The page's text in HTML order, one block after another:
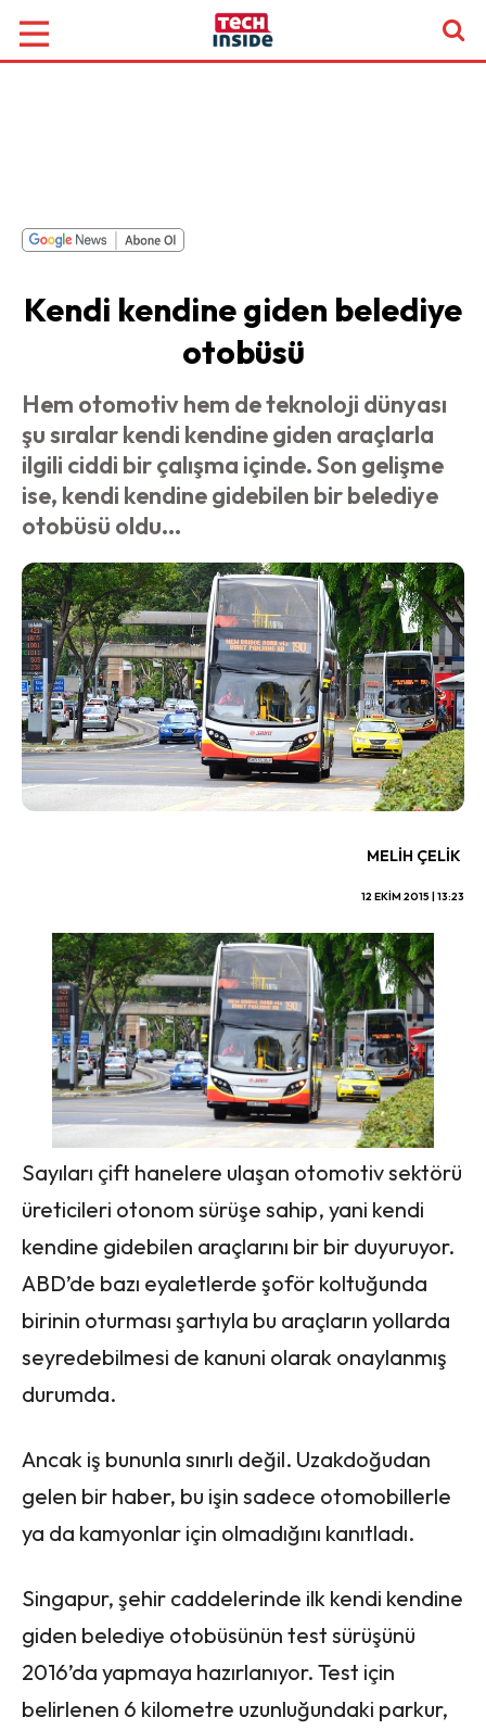
Kendi kendine giden belediye
otobüsü
Hem otomotiv hem de teknoloji dünyası
şu sıralar kendi kendine giden araçlarla
ilgili ciddi bir çalışma içinde. Son gelişme
ise, kendi kendine gidebilen bir belediye
otobüsü oldu...
MELIH ÇELIK
12 EKIM 2015 | 13:23
Sayıları çift hanelere ulaşan otomotiv sektörü
üreticileri otonom sürüşe sahip, yani kendi
kendine gidebilen araçlarını bir bir duyuruyor.
ABD’de bazı eyaletlerde şoför koltuğunda
birinin oturması şartıyla bu araçların yollarda
seyredebilmesi de kanuni olarak onaylanmış
durumda.
Ancak iş bununla sınırlı değil. Uzakdoğudan
gelen bir haber, bu işin sadece otomobillerle
ya da kamyonlar için olmadığını kanıtladı.
Singapur, şehir caddelerinde ilk kendi kendine
giden belediye otobüsünün test sürüşünü
2016’da yapmaya hazırlanıyor. Test için
belirlenen 6 kilometre uzunluğundaki parkur,